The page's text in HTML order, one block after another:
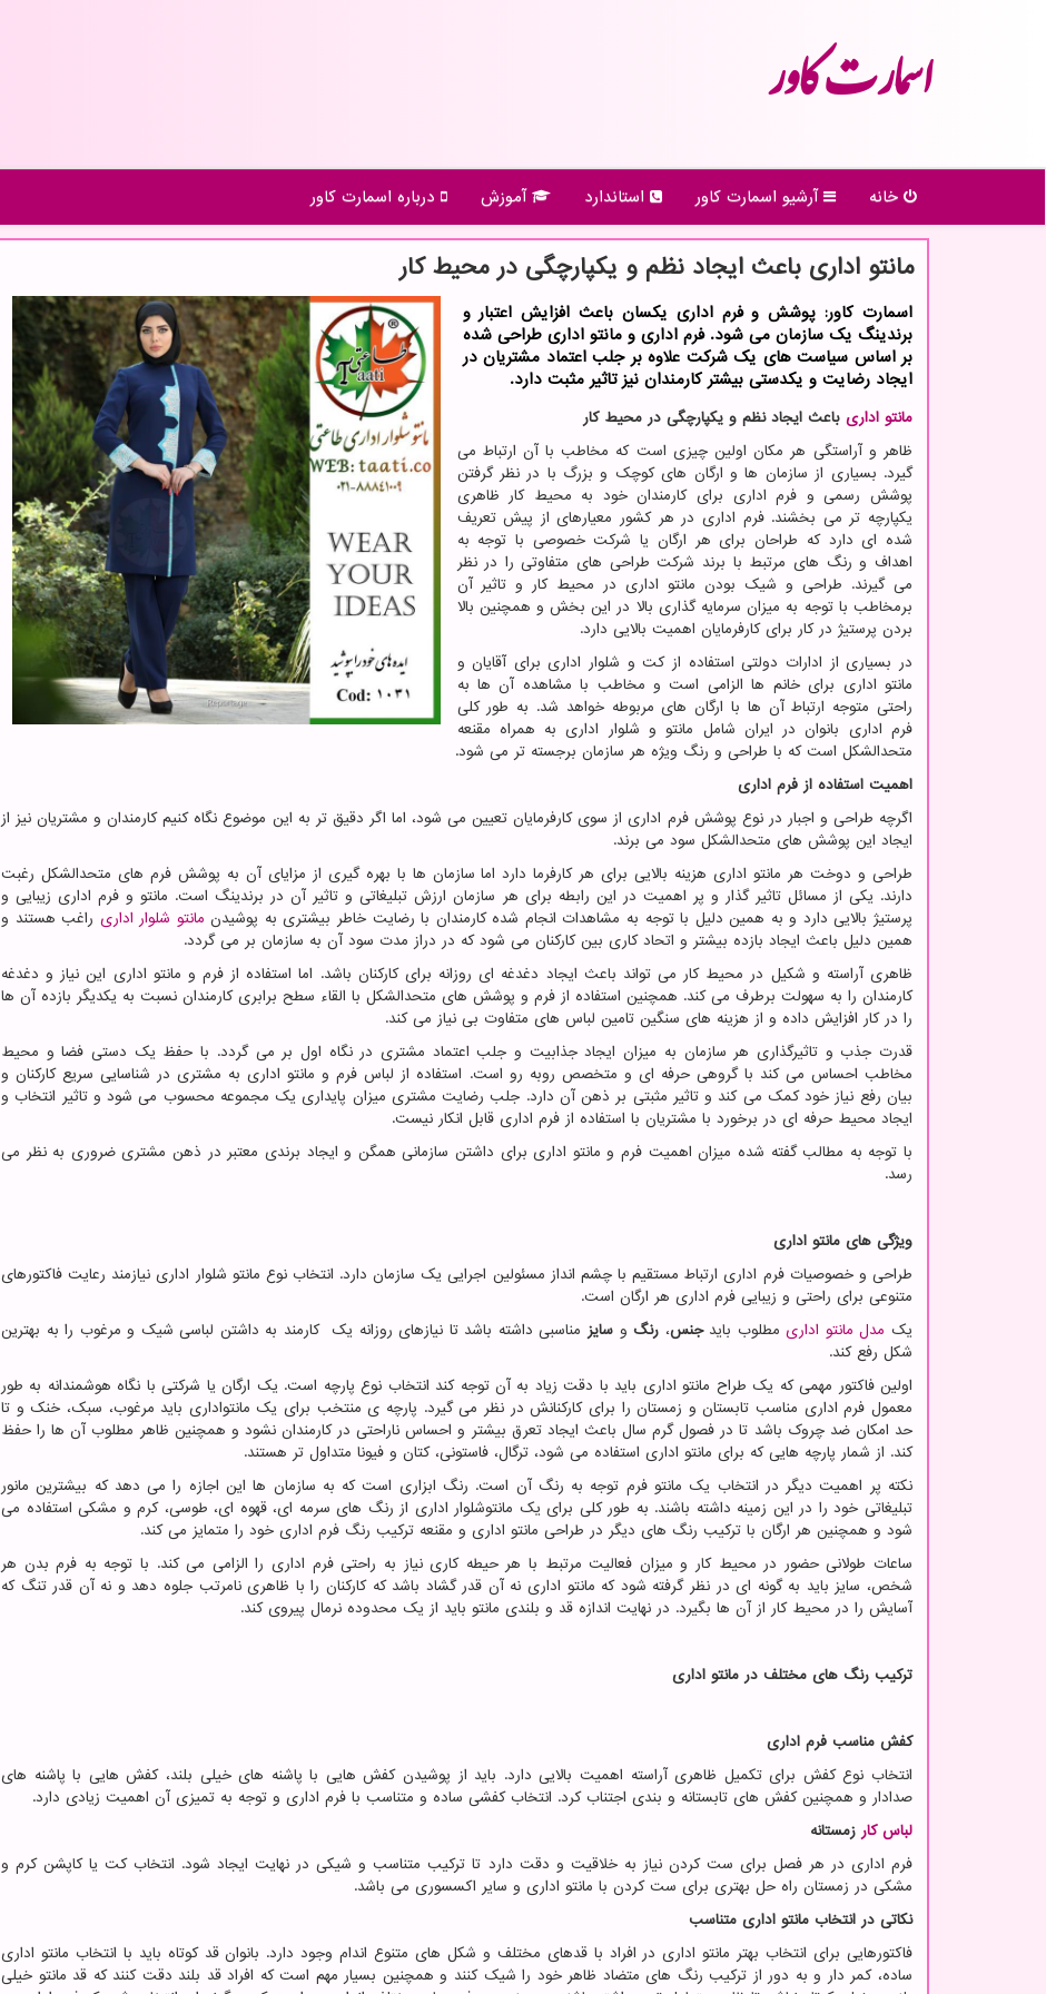
اسمارت كاور
خانه آرشیو اسمارت كاور استاندارد آموزش درباره اسمارت كاور
مانتو اداری باعث ایجاد نظم و یكپارچگی در محیط كار
اسمارت كاور: پوشش و فرم اداری یكسان باعث افزایش اعتبار و
برندینگ یك سازمان می شود. فرم اداری و مانتو اداری طراحی شده
بر اساس سیاست های یك شركت علاوه بر جلب اعتماد مشتریان در
ایجاد رضایت و یكدستی بیشتر كارمندان نیز تاثیر مثبت دارد.
مانتو اداری باعث ایجاد نظم و یکپارچگی در محیط کار
ظاهر و آراستگی هر مکان اولین چیزی است که مخاطب با آن ارتباط می
گیرد. بسیاری از سازمان ها و ارگان های کوچک و بزرگ با در نظر گرفتن
پوشش رسمی و فرم اداری برای کارمندان خود به محیط کار ظاهری
یکپارچه تر می بخشند. فرم اداری در هر کشور معیارهای از پیش تعریف
شده ای دارد که طراحان برای هر ارگان یا شرکت خصوصی با توجه به
اهداف و رنگ های مرتبط با برند شرکت طراحی های متفاوتی را در نظر
می گیرند. طراحی و شیک بودن مانتو اداری در محیط کار و تاثیر آن
برمخاطب با توجه به میزان سرمایه گذاری بالا در این بخش و همچنین بالا
بردن پرستیژ در کار برای کارفرمایان اهمیت بالایی دارد.
در بسیاری از ادارات دولتی استفاده از کت و شلوار اداری برای آقایان و
مانتو اداری برای خانم ها الزامی است و مخاطب با مشاهده آن ها به
راحتی متوجه ارتباط آن ها با ارگان های مربوطه خواهد شد. به طور کلی
فرم اداری بانوان در ایران شامل مانتو و شلوار اداری به همراه مقنعه
متحدالشکل است که با طراحی و رنگ ویژه هر سازمان برجسته تر می شود.
اهمیت استفاده از فرم اداری
اگرچه طراحی و اجبار در نوع پوشش فرم اداری از سوی کارفرمایان تعیین می شود، اما اگر دقیق تر به این موضوع نگاه کنیم کارمندان و مشتریان نیز از
ایجاد این پوشش های متحدالشکل سود می برند.
طراحی و دوخت هر مانتو اداری هزینه بالایی برای هر کارفرما دارد اما سازمان ها با بهره گیری از مزایای آن به پوشش فرم های متحدالشکل رغبت
دارند. یکی از مسائل تاثیر گذار و پر اهمیت در این رابطه برای هر سازمان ارزش تبلیغاتی و تاثیر آن در برندینگ است. مانتو و فرم اداری زیبایی و
پرستیژ بالایی دارد و به همین دلیل با توجه به مشاهدات انجام شده کارمندان با رضایت خاطر بیشتری به پوشیدن مانتو شلوار اداری راغب هستند و
همین دلیل باعث ایجاد بازده بیشتر و اتحاد کاری بین کارکنان می شود که در دراز مدت سود آن به سازمان بر می گردد.
ظاهری آراسته و شکیل در محیط کار می تواند باعث ایجاد دغدغه ای روزانه برای کارکنان باشد. اما استفاده از فرم و مانتو اداری این نیاز و دغدغه
کارمندان را به سهولت برطرف می کند. همچنین استفاده از فرم و پوشش های متحدالشکل با القاء سطح برابری کارمندان نسبت به یکدیگر بازده آن ها
را در کار افزایش داده و از هزینه های سنگین تامین لباس های متفاوت بی نیاز می کند.
قدرت جذب و تاثیرگذاری هر سازمان به میزان ایجاد جذابیت و جلب اعتماد مشتری در نگاه اول بر می گردد. با حفظ یک دستی فضا و محیط
مخاطب احساس می کند با گروهی حرفه ای و متخصص روبه رو است. استفاده از لباس فرم و مانتو اداری به مشتری در شناسایی سریع کارکنان و
بیان رفع نیاز خود کمک می کند و تاثیر مثبتی بر ذهن آن دارد. جلب رضایت مشتری میزان پایداری یک مجموعه محسوب می شود و تاثیر انتخاب و
ایجاد محیط حرفه ای در برخورد با مشتریان با استفاده از فرم اداری قابل انکار نیست.
با توجه به مطالب گفته شده میزان اهمیت فرم و مانتو اداری برای داشتن سازمانی همگن و ایجاد برندی معتبر در ذهن مشتری ضروری به نظر می
رسد.
ویژگی های مانتو اداری
طراحی و خصوصیات فرم اداری ارتباط مستقیم با چشم انداز مسئولین اجرایی یک سازمان دارد. انتخاب نوع مانتو شلوار اداری نیازمند رعایت فاکتورهای
متنوعی برای راحتی و زیبایی فرم اداری هر ارگان است.
یک مدل مانتو اداریمطلوب بایدجنس، رنگو سایز مناسبی داشته باشد تا نیازهای روزانه یک کارمند به داشتن لباسی شیک و مرغوب را به بهترین
شکل رفع کند.
اولین فاکتور مهمی که یک طراح مانتو اداری باید با دقت زیاد به آن توجه کند انتخاب نوع پارچه است. یک ارگان یا شرکتی با نگاه هوشمندانه به طور
معمول فرم اداری مناسب تابستان و زمستان را برای کارکنانش در نظر می گیرد. پارچه ی منتخب برای یک مانتواداری باید مرغوب، سبک، خنک و تا
حد امکان ضد چروک باشد تا در فصول گرم سال باعث ایجاد تعرق بیشتر و احساس ناراحتی در کارمندان نشود و همچنین ظاهر مطلوب آن ها را حفظ
کند. از شمار پارچه هایی که برای مانتو اداری استفاده می شود، ترگال، فاستونی، کتان و فیونا متداول تر هستند.
نکته پر اهمیت دیگر در انتخاب یک مانتو فرم توجه به رنگ آن است. رنگ ابزاری است که به سازمان ها این اجازه را می دهد که بیشترین مانور
تبلیغاتی خود را در این زمینه داشته باشند. به طور کلی برای یک مانتوشلوار اداری از رنگ های سرمه ای، قهوه ای، طوسی، کرم و مشکی استفاده می
شود و همچنین هر ارگان با ترکیب رنگ های دیگر در طراحی مانتو اداری و مقنعه ترکیب رنگ فرم اداری خود را متمایز می کند.
ساعات طولانی حضور در محیط کار و میزان فعالیت مرتبط با هر حیطه کاری نیاز به راحتی فرم اداری را الزامی می کند. با توجه به فرم بدن هر
شخص، سایز باید به گونه ای در نظر گرفته شود که مانتو اداری نه آن قدر گشاد باشد که کارکنان را با ظاهری نامرتب جلوه دهد و نه آن قدر تنگ که
آسایش را در محیط کار از آن ها بگیرد. در نهایت اندازه قد و بلندی مانتو باید از یک محدوده نرمال پیروی کند.
ترکیب رنگ های مختلف در مانتو اداری
کفش مناسب فرم اداری
انتخاب نوع کفش برای تکمیل ظاهری آراسته اهمیت بالایی دارد. باید از پوشیدن کفش هایی با پاشنه های خیلی بلند، کفش هایی با پاشنه های
صدادار و همچنین کفش های تابستانه و بندی اجتناب کرد. انتخاب کفشی ساده و متناسب با فرم اداری و توجه به تمیزی آن اهمیت زیادی دارد.
لباس کار زمستانه
فرم اداری در هر فصل برای ست کردن نیاز به خلاقیت و دقت دارد تا ترکیب متناسب و شیکی در نهایت ایجاد شود. انتخاب کت یا کاپشن کرم و
مشکی در زمستان راه حل بهتری برای ست کردن با مانتو اداری و سایر اکسسوری می باشد.
نکاتی در انتخاب مانتو اداری متناسب
فاکتورهایی برای انتخاب بهتر مانتو اداری در افراد با قدهای مختلف و شکل های متنوع اندام وجود دارد. بانوان قد کوتاه باید با انتخاب مانتو اداری
ساده، کمر دار و به دور از ترکیب رنگ های متضاد ظاهر خود را شیک کنند و همچنین بسیار مهم است که افراد قد بلند دقت کنند که قد مانتو خیلی